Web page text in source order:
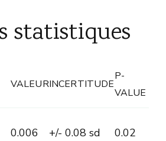
statistiques
VALEURINCERTITUDE
P-
VALUE
0.006 +/- 0.08 sd 0.02